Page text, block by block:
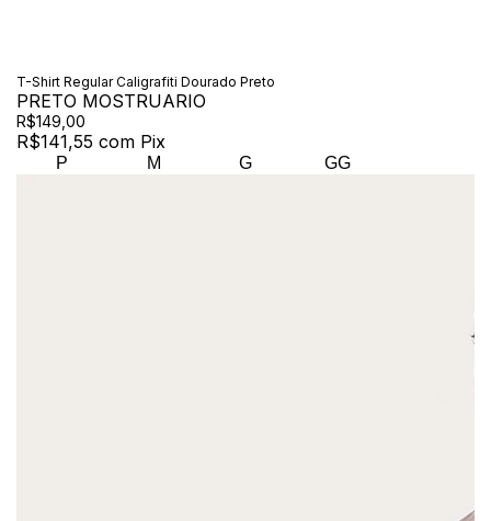
T-Shirt Regular Caligrafiti Dourado Preto
PRETO MOSTRUARIO
R$149,00
R$141,55 com Pix
P M G GG